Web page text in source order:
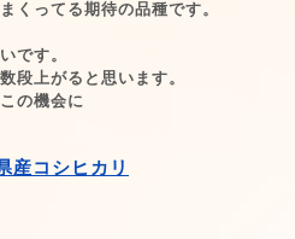
くってる期待の品種です。
です。
段上がると思います。
の機会に
コシヒカリ